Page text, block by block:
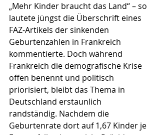
„Mehr Kinder braucht das Land“ – so
lautete jüngst die Überschrift eines
FAZ-Artikels der sinkenden
Geburtenzahlen in Frankreich
kommentierte. Doch während
Frankreich die demografische Krise
offen benennt und politisch
priorisiert, bleibt das Thema in
Deutschland erstaunlich
randständig. Nachdem die
Geburtenrate dort auf 1,67 Kinder je